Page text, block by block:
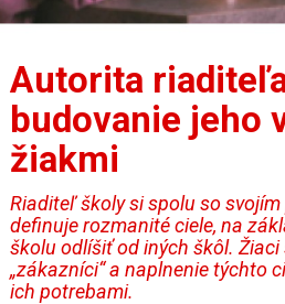
Autorita
budovanie jeho
žiakmi
Riaditeľ školy si spolu so
definuje rozmanité ciele, na
školu odlíšiť od iných škôl.
„zákazníci“ a naplnenie týchto
ich potrebami.